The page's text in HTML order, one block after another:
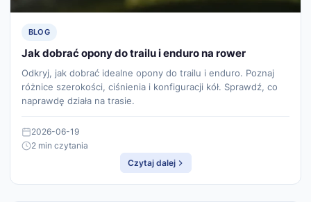
BLOG
Jak dobrać opony do trailu i enduro na rower
Odkryj, jak dobrać idealne opony do trailu i enduro. Poznaj
różnice szerokości, ciśnienia i konfiguracji kół. Sprawdź, co
naprawdę działa na trasie.
2026-06-19
2 min czytania
Czytaj dalej